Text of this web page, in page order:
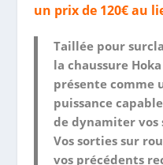
un prix de 120€ au
Taillée pour
la chaussure
présente comme
puissancecapable
de dynamiter vos
Vos sorties sur
vos précédents